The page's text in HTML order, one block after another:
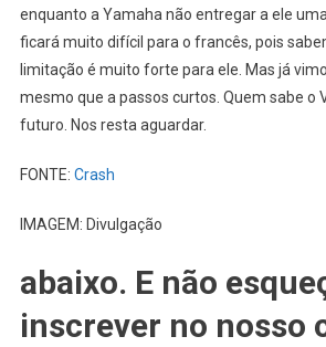
enquanto a Yamaha não entregar a ele
ficará muito difícil para o francês, pois
limitação é muito forte para ele. Mas já
mesmo que a passos curtos. Quem sabe o
futuro. Nos resta aguardar.
FONTE: Crash
IMAGEM: Divulgação
abaixo. E não
inscrever no nosso